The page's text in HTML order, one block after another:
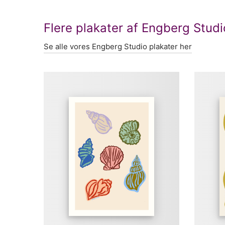
Flere plakater af Engberg
Se alle vores Engberg Studio plakater her